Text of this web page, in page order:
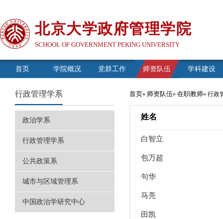
北京大学政府管理学院
SCHOOL OF GOVERNMENT PEKING UNIVERSITY
首页 学院概况 党群工作 师资队伍 学科建设
行政管理学系
政治学系
行政管理学系
公共政策系
城市与区域管理系
中国政治学研究中心
首页» 师资队伍» 在职教师» 行政
姓名
白智立
包万超
句华
马亮
田凯